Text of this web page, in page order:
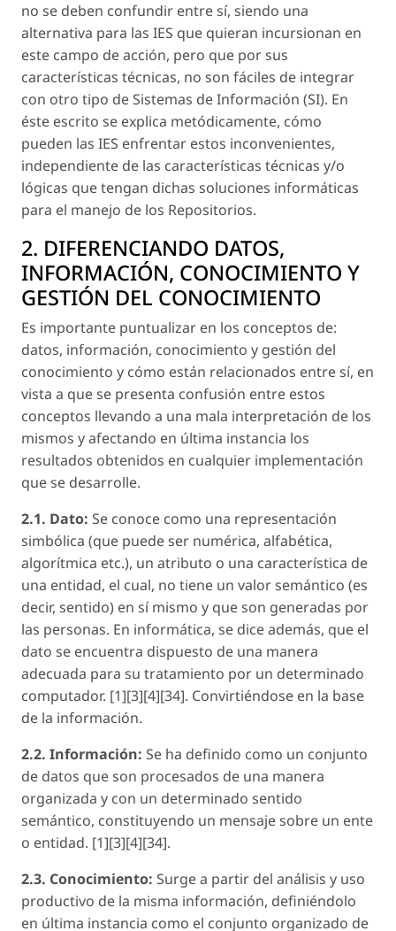
no se deben confundir entre sí, siendo una
alternativa para las IES que quieran incursionan en
este campo de acción, pero que por sus
características técnicas, no son fáciles de integrar
con otro tipo de Sistemas de Información (SI). En
éste escrito se explica metódicamente, cómo
pueden las IES enfrentar estos inconvenientes,
independiente de las características técnicas y/o
lógicas que tengan dichas soluciones informáticas
para el manejo de los Repositorios.
2. DIFERENCIANDO DATOS,
INFORMACIÓN, CONOCIMIENTO Y
GESTIÓN DEL CONOCIMIENTO
Es importante puntualizar en los conceptos de:
datos, información, conocimiento y gestión del
conocimiento y cómo están relacionados entre sí, en
vista a que se presenta confusión entre estos
conceptos llevando a una mala interpretación de los
mismos y afectando en última instancia los
resultados obtenidos en cualquier implementación
que se desarrolle.
2.1. Dato: Se conoce como una representación
simbólica (que puede ser numérica, alfabética,
algorítmica etc.), un atributo o una característica de
una entidad, el cual, no tiene un valor semántico (es
decir, sentido) en sí mismo y que son generadas por
las personas. En informática, se dice además, que el
dato se encuentra dispuesto de una manera
adecuada para su tratamiento por un determinado
computador. [1][3][4][34]. Convirtiéndose en la base
de la información.
2.2. Información: Se ha definido como un conjunto
de datos que son procesados de una manera
organizada y con un determinado sentido
semántico, constituyendo un mensaje sobre un ente
o entidad. [1][3][4][34].
2.3. Conocimiento: Surge a partir del análisis y uso
productivo de la misma información, definiéndolo
en última instancia como el conjunto organizado de